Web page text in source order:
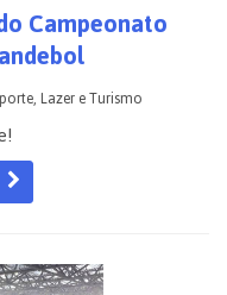
Campeonato
Lazer e Turismo